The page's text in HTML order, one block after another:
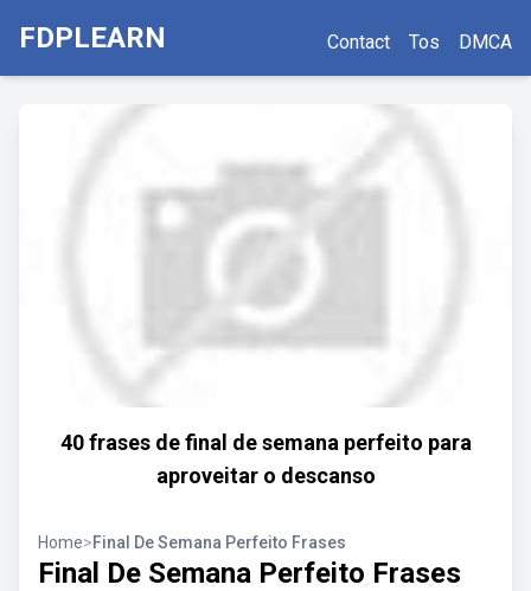
FDPLEARN Contact Tos DMCA
40 frases de final de semana perfeito para
aproveitar o descanso
Home>Final De Semana Perfeito Frases
Final De Semana Perfeito Frases